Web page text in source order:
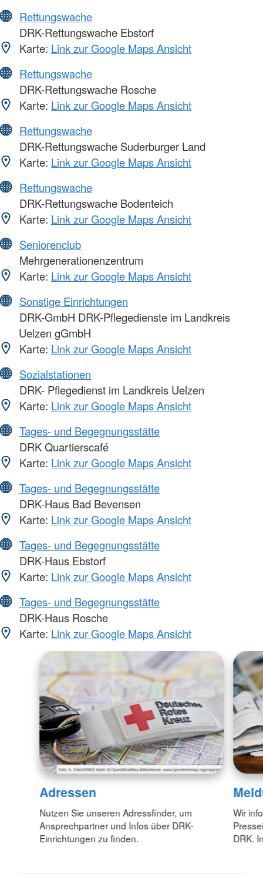
Rettungswache
DRK-Rettungswache Ebstorf
Karte: Link zur Google Maps Ansicht
Rettungswache
DRK-Rettungswache Rosche
Karte: Link zur Google Maps Ansicht
Rettungswache
DRK-Rettungswache Suderburger Land
Karte: Link zur Google Maps Ansicht
Rettungswache
DRK-Rettungswache Bodenteich
Karte: Link zur Google Maps Ansicht
Seniorenclub
Mehrgenerationenzentrum
Karte: Link zur Google Maps Ansicht
Sonstige Einrichtungen
DRK-GmbH DRK-Pflegedienste im Landkreis
Uelzen gGmbH
Karte: Link zur Google Maps Ansicht
Sozialstationen
DRK- Pflegedienst im Landkreis Uelzen
Karte: Link zur Google Maps Ansicht
Tages- und Begegnungsstätte
DRK Quartierscafé
Karte: Link zur Google Maps Ansicht
Tages- und Begegnungsstätte
DRK-Haus Bad Bevensen
Karte: Link zur Google Maps Ansicht
Tages- und Begegnungsstätte
DRK-Haus Ebstorf
Karte: Link zur Google Maps Ansicht
Tages- und Begegnungsstätte
DRK-Haus Rosche
Karte: Link zur Google Maps Ansicht
Adressen
Nutzen Sie unseren Adressfinder, um
Ansprechpartner und Infos über DRK-
Einrichtungen zu finden.
Wir
DRK.